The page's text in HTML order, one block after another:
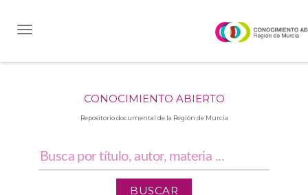
CONOCIMIENTO ABIERTO
Repositorio documental de la Región de Murcia